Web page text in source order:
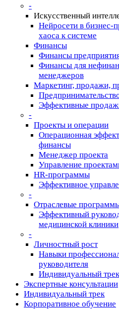
-
Искусственный
Нейросети в бизнес-
хаоса к системе
Финансы
Финансы
Финансы для
менеджеров
Маркетинг, продажи,
Эффективные
-
Проекты и операции
Операционная
финансы
Менеджер проекта
Управление
HR-программы
Эффективное
-
Отраслевые
Эффективный
медицинской клиники
-
Личностный рост
Навыки
руководителя
Индивидуальный трек
Экспертные консультации
Индивидуальный трек
Корпоративное обучение